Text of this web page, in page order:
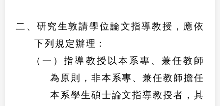
二、研究生敦請學位論文指導教授，應依
下列規定辦理：
（一）指導教授以本系專、兼任教師
為原則，非本系專、兼任教師擔任
本系學生碩士論文指導教授者，其